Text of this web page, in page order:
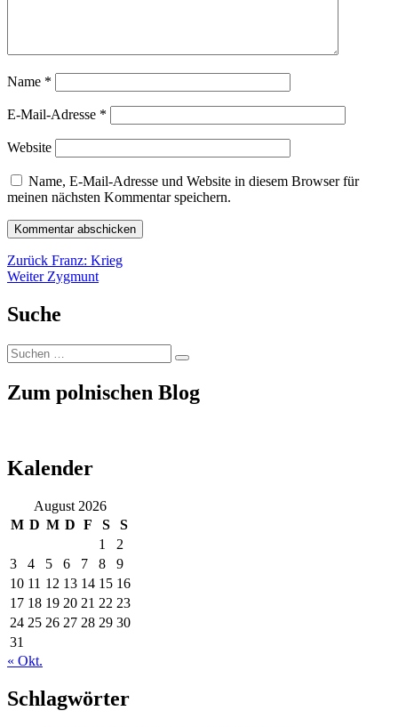
Name *
E-Mail-Adresse *
Website
Name, E-Mail-Adresse und Website in diesem Browser für
meinen nächsten Kommentar speichern.
Beitragsnavigation
Zurück Vorheriger
Beitrag:
Franz: Krieg
Weiter Nächster
Zygmunt
Suche
Suchen
nach:
Suchen
Zum polnischen Blog
Kalender
August 2026
M D M D F S
S
1
2
3
4 5 6 7 8
9
10 11 12 13 14 15 16
17 18 19 20 21 22 23
24 25 26 27 28 29 30
31
« Okt.
Schlagwörter